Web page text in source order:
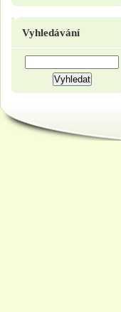
Vyhledávání